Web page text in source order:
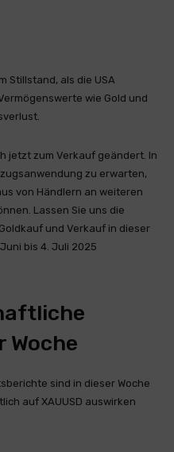
Stillstand, als die USA
wie Gold und
jetzt zum Verkauf geändert. In
zu erwarten,
von Händlern an weiteren
Lassen Sie uns die
und Verkauf in dieser
bis 4. Juli 2025
Woche
sind in dieser Woche
auf XAUUSD auswirken